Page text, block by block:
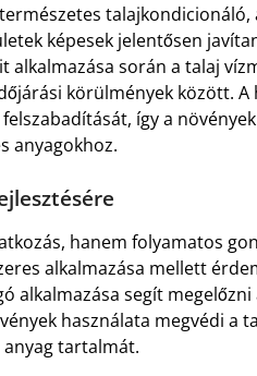
képesek jelentősen
során a talaj
körülmények között. A
így a
anyagokhoz.
hanem folyamatos
alkalmazása mellett
alkalmazása segít
használata megvédi a
anyag tartalmát.